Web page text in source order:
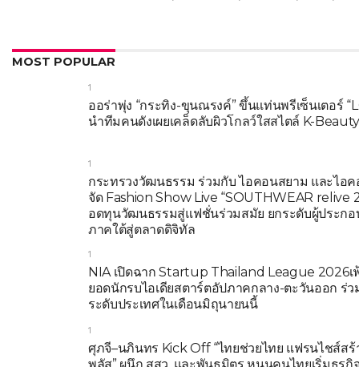
MOST POPULAR
1
ออร่าพุ่ง “กระทิง-ขุนณรงค์” ขึ้นแท่นพรีเซ็นเตอร์
นำทีมคนดังเผยเคล็ดลับผิวโกลว์ใสสไตล์ K-
1
กระทรวงวัฒนธรรม ร่วมกับ ไอคอนสยาม และไอ
จัด Fashion Show Live “SOUTHWEAR relive
อดทุนวัฒนธรรมสู่แฟชั่นร่วมสมัย ยกระดับผู้ประกอ
ภาคใต้สู่ตลาดดิจิทัล
1
NIA เปิดฉาก Startup Thailand League 2026
ยอดนักรบไอเดียสตาร์ตอัปภาคกลาง-ตะวันออก ร่
ระดับประเทศในเดือนมิถุนายนนี้
1
ศุภจี–นภินทร Kick Off “ไทยช่วยไทย แฟรนไชส์สร้